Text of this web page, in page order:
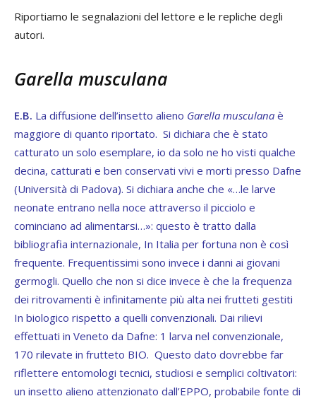
Riportiamo le segnalazioni del lettore e le repliche degli
autori.
Garella musculana
E.B. La diffusione dell’insetto alieno Garella musculana è
maggiore di quanto riportato. Si dichiara che è stato
catturato un solo esemplare, io da solo ne ho visti qualche
decina, catturati e ben conservati vivi e morti presso Dafne
(Università di Padova). Si dichiara anche che «…le larve
neonate entrano nella noce attraverso il picciolo e
cominciano ad alimentarsi…»: questo è tratto dalla
bibliografia internazionale, In Italia per fortuna non è così
frequente. Frequentissimi sono invece i danni ai giovani
germogli. Quello che non si dice invece è che la frequenza
dei ritrovamenti è infinitamente più alta nei frutteti gestiti
In biologico rispetto a quelli convenzionali. Dai rilievi
effettuati in Veneto da Dafne: 1 larva nel convenzionale,
170 rilevate in frutteto BIO. Questo dato dovrebbe far
riflettere entomologi tecnici, studiosi e semplici coltivatori:
un insetto alieno attenzionato dall’EPPO, probabile fonte di